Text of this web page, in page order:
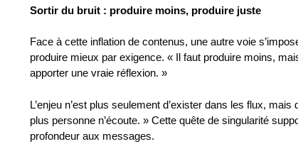
Sortir du bruit : produire moins, produire juste
Face à cette inflation de contenus, une autre voie
produire mieux par exigence. « Il faut produire moins,
apporter une vraie réflexion. »
L’enjeu n’est plus seulement d’exister dans les flux,
plus personne n’écoute. » Cette quête de singularité
profondeur aux messages.